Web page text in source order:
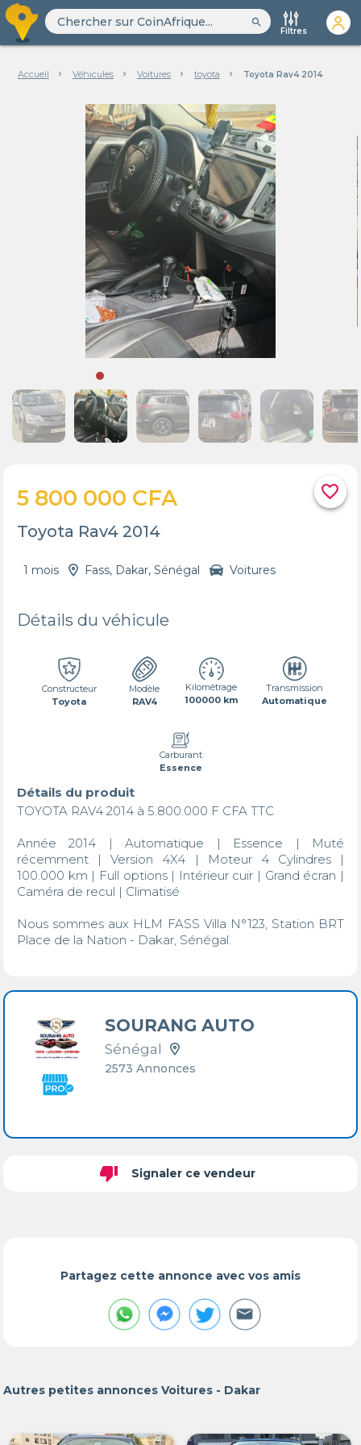
search
Filtres
Accueil Véhicules Voitures toyota Toyota Rav4 2014
favorite_border
5 800 000 CFA
Toyota Rav4 2014
1 mois Fass, Dakar, Sénégal Voitures
Détails du véhicule
Constructeur
Toyota
Modèle
RAV4
Kilométrage
100000 km
Transmission
Automatique
Carburant
Essence
Détails du produit
TOYOTA RAV4 2014 à 5.800.000 F CFA TTC
Année 2014 | Automatique | Essence | Muté
récemment | Version 4X4 | Moteur 4 Cylindres |
100.000 km | Full options | Intérieur cuir | Grand écran |
Caméra de recul | Climatisé
Nous sommes aux HLM FASS Villa N°123, Station BRT
Place de la Nation - Dakar, Sénégal.
SOURANG AUTO
Sénégal
2573 Annonces
thumb_down Signaler ce vendeur
Partagez cette annonce avec vos amis
Autres petites annonces Voitures - Dakar